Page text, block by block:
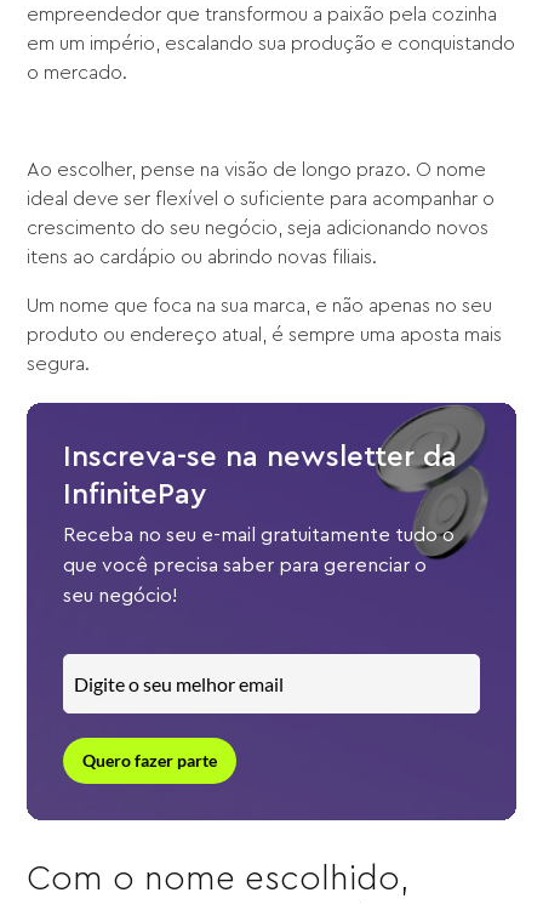
empreendedor que transformou a paixão pela cozinha
em um império, escalando sua produção e conquistando
o mercado.
Ao escolher, pense na visão de longo prazo. O nome
ideal deve ser flexível o suficiente para acompanhar o
crescimento do seu negócio, seja adicionando novos
itens ao cardápio ou abrindo novas filiais.
Um nome que foca na sua marca, e não apenas no seu
produto ou endereço atual, é sempre uma aposta mais
segura.
Inscreva-se na newsletter da
InfinitePay
Receba no seu e-mail gratuitamente tudo o
que você precisa saber para gerenciar o
seu negócio!
Quero fazer parte
Com o nome escolhido,